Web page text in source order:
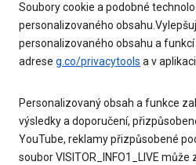
Soubory cookie a podobné
personalizovaného
personalizovaného obsahu a
adrese g.co/privacytools a v
Personalizovaný obsah a funkce
výsledky a doporučení,
YouTube, reklamy přizpůsobené
soubor VISITOR_INFO1_LIVE